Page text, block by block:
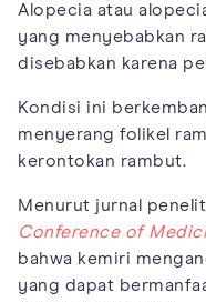
Alopecia atau
yang menyebabkan
disebabkan karena
Kondisi ini
menyerang folikel
kerontokan rambut.
Menurut jurnal
Conference of
bahwa kemiri
yang dapat